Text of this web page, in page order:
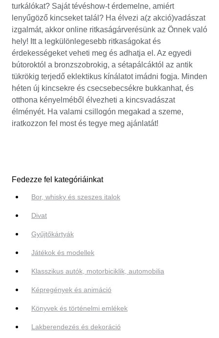
turkálókat? Saját tévéshow-t érdemelne, amiért
lenyűgöző kincseket talál? Ha élvezi a(z akció)vadászat
izgalmát, akkor online ritkaságárverésünk az Önnek való
hely! Itt a legkülönlegesebb ritkaságokat és
érdekességeket veheti meg és adhatja el. Az egyedi
bútoroktól a bronzszobrokig, a sétapálcáktól az antik
tükrökig terjedő eklektikus kínálatot imádni fogja. Minden
héten új kincsekre és csecsebecsékre bukkanhat, és
otthona kényelméből élvezheti a kincsvadászat
élményét. Ha valami csillogón megakad a szeme,
iratkozzon fel most és tegye meg ajánlatát!
Fedezze fel kategóriáinkat
Bor, whisky és szeszes italok
Divat
Gyűjtőkártyák
Játékok és modellek
Klasszikus autók, motorbiciklik, automobilia
Képregények és animáció
Könyvek és történelmi emlékek
Lakberendezés és dekoráció